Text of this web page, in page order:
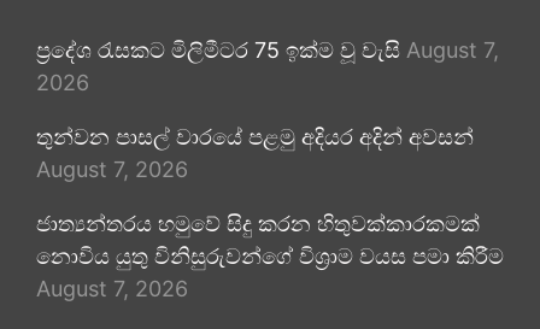
ප්‍රදේශ රැසකට මිලිමීටර 75 ඉක්ම වූ වැසි August 7,
2026
තුන්වන පාසල් වාරයේ පළමු අදියර අදින් අවසන්
August 7, 2026
ජාත්‍යන්තරය හමුවේ සිදු කරන හිතුවක්කාරකමක්
නොවිය යුතු විනිසුරුවන්ගේ විශ්‍රාම වයස පමා කිරීම
August 7, 2026